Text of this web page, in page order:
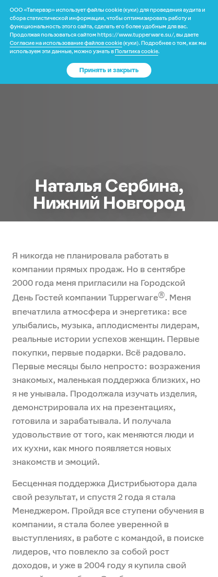
Категория
Каталог
Доставка и оплата
Ваше местоположение
Нет
Назад
Наталья Сербина,
Нижний Новгород
Я никогда не планировала работать в
компании прямых продаж. Но в сентябре
2000 года меня пригласили на Городской
День Гостей компании Tupperware®. Меня
впечатлила атмосфера и энергетика: все
улыбались, музыка, аплодисменты лидерам,
реальные истории успехов женщин. Первые
покупки, первые подарки. Всё радовало.
Первые месяцы было непросто: возражения
знакомых, маленькая поддержка близких, но
я не унывала. Продолжала изучать изделия,
демонстрировала их на презентациях,
готовила и зарабатывала. И получала
удовольствие от того, как меняются люди и
их кухни, как много появляется новых
знакомств и эмоций.
Бесценная поддержка Дистрибьютора дала
свой результат, и спустя 2 года я стала
Менеджером. Пройдя все ступени обучения в
компании, я стала более уверенной в
выступлениях, в работе с командой, в поиске
лидеров, что повлекло за собой рост
доходов, и уже в 2004 году я купила свой
ООО «Тапервэр» использует файлы cookie (куки) для проведения аудита и
сбора статистической информации, чтобы оптимизировать работу и
функциональность этого сайта, сделать его более удобным для вас.
Продолжая пользоваться сайтом https://www.tupperware.su/, вы даете
Согласие на использование файлов cookie(куки). Подробнее о том, как мы
используем эти данные, можно узнать вПолитика cookie.
Принять и закрыть